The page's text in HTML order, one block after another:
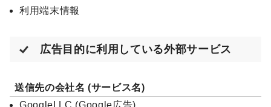
利用端末情報
広告目的に利用している外部サービス
送信先の会社名 (サービス名)